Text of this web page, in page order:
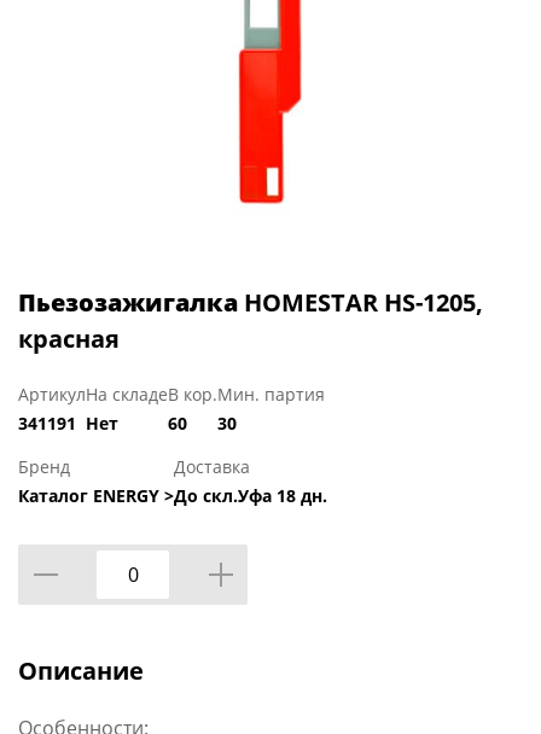
Пьезозажигалка HOMESTAR HS-1205,
красная
Артикул
341191
На складе
Нет
В кор.
60
Мин. партия
30
Бренд
Каталог ENERGY >
Доставка
До скл.Уфа 18 дн.
Описание
Особенности: